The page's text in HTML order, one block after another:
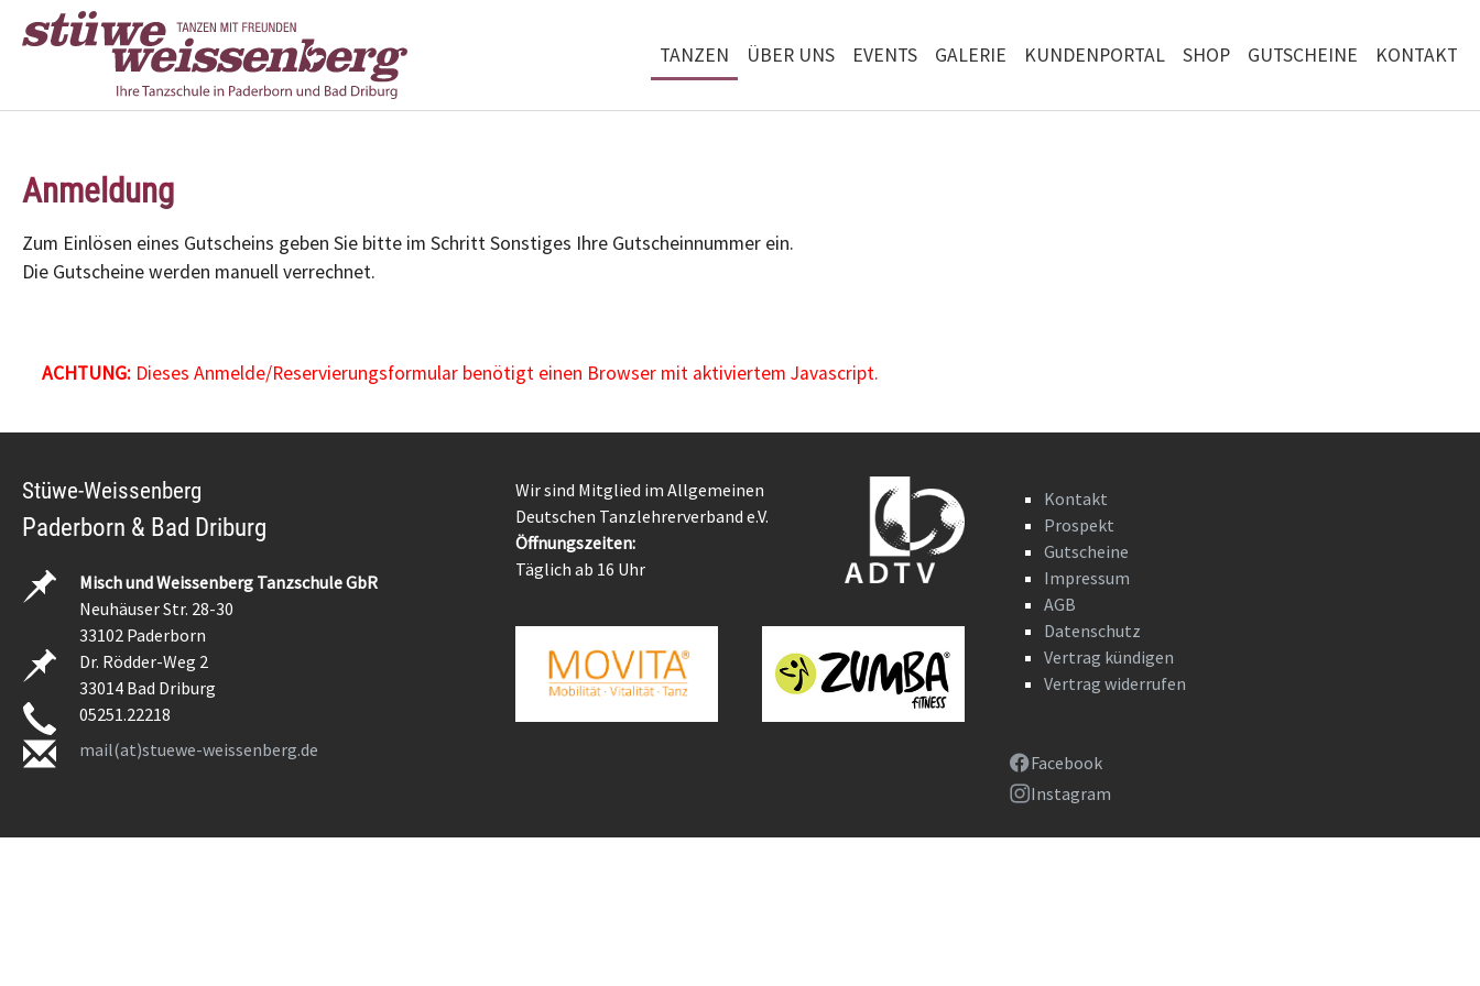
TANZEN ÜBER UNS EVENTS GALERIE KUNDENPORTAL SHOP GUTSCHEINE KONTAKT
Anmeldung
Zum Einlösen eines Gutscheins geben Sie bitte im Schritt Sonstiges Ihre Gutscheinnummer ein.
Die Gutscheine werden manuell verrechnet.
ACHTUNG:Dieses Anmelde/Reservierungsformular benötigt einen Browser mit aktiviertem Javascript.
Stüwe-Weissenberg
Paderborn & Bad Driburg
Misch und Weissenberg Tanzschule GbR
Neuhäuser Str. 28-30
33102 Paderborn
Dr. Rödder-Weg 2
33014 Bad Driburg
05251.22218
mail(at)stuewe-weissenberg.de
Wir sind Mitglied im Allgemeinen
Deutschen Tanzlehrerverband e.V.
Öffnungszeiten:
Täglich ab 16 Uhr
Kontakt
Prospekt
Gutscheine
Impressum
AGB
Datenschutz
Vertrag kündigen
Vertrag widerrufen
Facebook
Instagram